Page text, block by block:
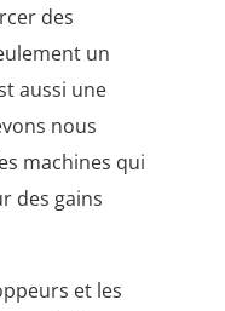
des
un
aussi une
nous
machines qui
des gains
et les